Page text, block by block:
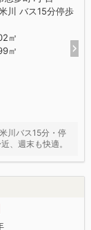
川 バス15分停歩
㎡
㎡
川バス15分・停
、週末も快適。